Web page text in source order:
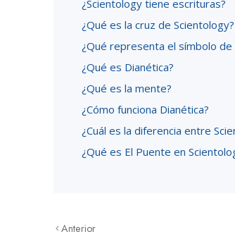
¿Scientology tiene escrituras?
¿Qué es la cruz de Scientology?
¿Qué representa el símbolo de
¿Qué es Dianética?
¿Qué es la mente?
¿Cómo funciona Dianética?
¿Cuál es la diferencia entre
¿Qué es El Puente en
Anterior